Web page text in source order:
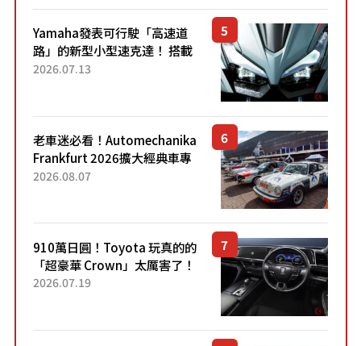
Yamaha發表可行駛「高速道
路」的新型小型速克達！ 搭載
能享受超強勁「渦輪感」的動
2026.07.13
老車迷必看！Automechanika
Frankfurt 2026擴大經典車專
區 1954年珍稀古董車現場修復
2026.08.07
910萬日圓！Toyota 玩真的的
「超豪華 Crown」太厲害了！
採用由「匠人技藝」打造的
2026.07.19